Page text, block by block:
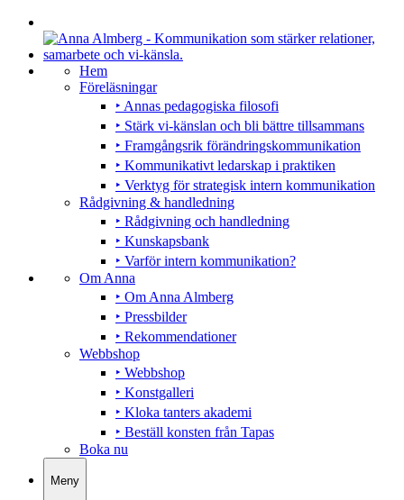
Hem
Föreläsningar
‣ Annas pedagogiska filosofi
‣ Stärk vi-känslan och bli bättre tillsammans
‣ Framgångsrik förändringskommunikation
‣ Kommunikativt ledarskap i praktiken
‣ Verktyg för strategisk intern kommunikation
Rådgivning & handledning
‣ Rådgivning och handledning
‣ Kunskapsbank
‣ Varför intern kommunikation?
Om Anna
‣ Om Anna Almberg
‣ Pressbilder
‣ Rekommendationer
Webbshop
‣ Webbshop
‣ Konstgalleri
‣ Kloka tanters akademi
‣ Beställ konsten från Tapas
Boka nu
Meny